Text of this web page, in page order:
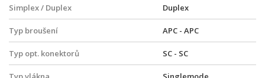
Simplex / Duplex
Duplex
Typ broušení APC - APC
Typ opt. konektorů SC - SC